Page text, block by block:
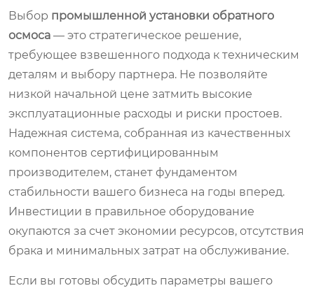
Выбор промышленной установки обратного
осмоса — это стратегическое решение,
требующее взвешенного подхода к техническим
деталям и выбору партнера. Не позволяйте
низкой начальной цене затмить высокие
эксплуатационные расходы и риски простоев.
Надежная система, собранная из качественных
компонентов сертифицированным
производителем, станет фундаментом
стабильности вашего бизнеса на годы вперед.
Инвестиции в правильное оборудование
окупаются за счет экономии ресурсов, отсутствия
брака и минимальных затрат на обслуживание.
Если вы готовы обсудить параметры вашего